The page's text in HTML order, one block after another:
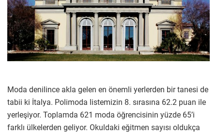
Moda denilince akla gelen en önemli yerlerden bir tanesi de
tabii ki İtalya. Polimoda listemizin 8. sırasına 62.2 puan ile
yerleşiyor. Toplamda 621 moda öğrencisinin yüzde 65’i
farklı ülkelerden geliyor. Okuldaki eğitmen sayısı oldukça